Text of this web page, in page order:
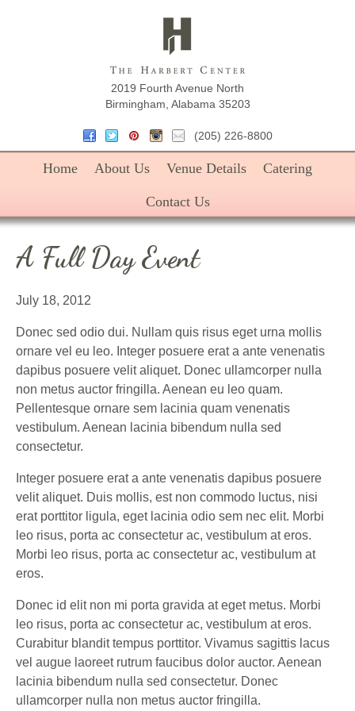
2019 Fourth Avenue North
Birmingham, Alabama 35203
(205) 226-8800
Home About Us Venue Details Catering
Contact Us
A Full Day Event
July 18, 2012
Donec sed odio dui. Nullam quis risus eget urna mollis
ornare vel eu leo. Integer posuere erat a ante venenatis
dapibus posuere velit aliquet. Donec ullamcorper nulla
non metus auctor fringilla. Aenean eu leo quam.
Pellentesque ornare sem lacinia quam venenatis
vestibulum. Aenean lacinia bibendum nulla sed
consectetur.
Integer posuere erat a ante venenatis dapibus posuere
velit aliquet. Duis mollis, est non commodo luctus, nisi
erat porttitor ligula, eget lacinia odio sem nec elit. Morbi
leo risus, porta ac consectetur ac, vestibulum at eros.
Morbi leo risus, porta ac consectetur ac, vestibulum at
eros.
Donec id elit non mi porta gravida at eget metus. Morbi
leo risus, porta ac consectetur ac, vestibulum at eros.
Curabitur blandit tempus porttitor. Vivamus sagittis lacus
vel augue laoreet rutrum faucibus dolor auctor. Aenean
lacinia bibendum nulla sed consectetur. Donec
ullamcorper nulla non metus auctor fringilla.